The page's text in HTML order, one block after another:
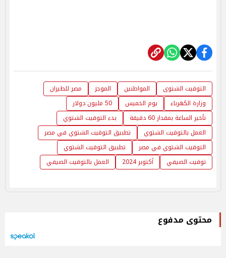
التوقيت الشتوى المواطنين الموجز
مصر للطيران
وزارة الكهرباء
يوم الخميس
50 مليون دولار
تأخير الساعة بمقدار 60 دقيقة
بدء التوقيت الشتوي
العمل بالتوقيت الشتوي
تطبيق التوقيت الشتوي في مصر
التوقيت الشتوي في مصر
تطبيق التوقيت الشتوي
توقيت الصيفي
أكتوبر 2024 العمل بالتوقيت الصيفي
محتوى مدفوع